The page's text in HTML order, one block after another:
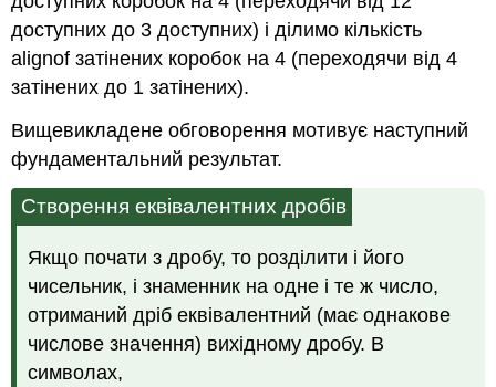
доступних до 3 доступних) і ділимо кількість
alignof затінених коробок на 4 (переходячи від 4
затінених до 1 затінених).
Вищевикладене обговорення мотивує наступний
фундаментальний результат.
Створення еквівалентних дробів
Якщо почати з дробу, то розділити і його
чисельник, і знаменник на одне і те ж число,
отриманий дріб еквівалентний (має однакове
числове значення) вихідному дробу. В
символах,